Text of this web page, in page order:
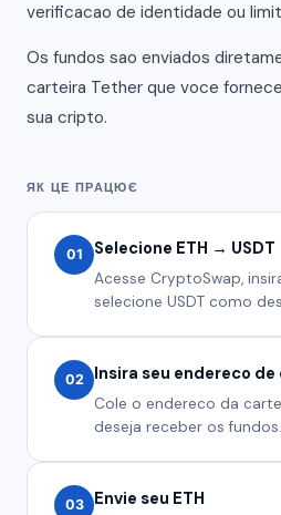
verificacao de identidade ou
Os fundos sao enviados
carteira Tether que voce
sua cripto.
ЯК ЦЕ ПРАЦЮЄ
01 Selecione ETH → USDT
Acesse CryptoSwap,
selecione USDT como
02 Insira seu endereco
Cole o endereco da
deseja receber os fundos.
03 Envie seu ETH